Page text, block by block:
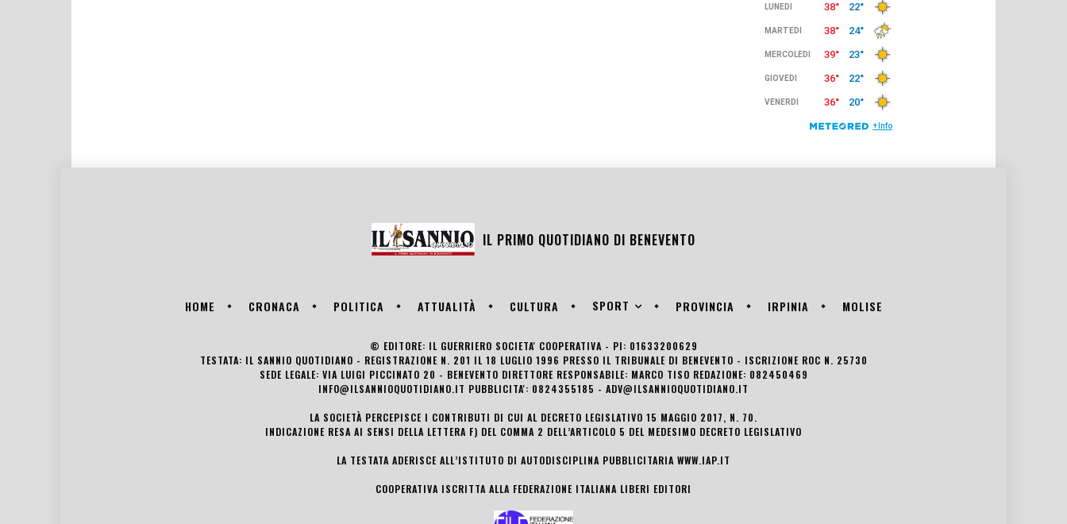
IL PRIMO QUOTIDIANO DI BENEVENTO
HOME CRONACA POLITICA ATTUALITÀ CULTURA SPORT PROVINCIA IRPINIA MOLISE
© EDITORE: IL GUERRIERO SOCIETA' COOPERATIVA - PI: 01633200629
TESTATA: IL SANNIO QUOTIDIANO - REGISTRAZIONE N. 201 IL 18 LUGLIO 1996 PRESSO IL TRIBUNALE DI BENEVENTO - ISCRIZIONE ROC N. 25730
SEDE LEGALE: VIA LUIGI PICCINATO 20 - BENEVENTO DIRETTORE RESPONSABILE: MARCO TISO REDAZIONE: 082450469
INFO@ILSANNIOQUOTIDIANO.IT PUBBLICITA': 0824355185 - ADV@ILSANNIOQUOTIDIANO.IT
LA SOCIETÀ PERCEPISCE I CONTRIBUTI DI CUI AL DECRETO LEGISLATIVO 15 MAGGIO 2017, N. 70.
INDICAZIONE RESA AI SENSI DELLA LETTERA F) DEL COMMA 2 DELL’ARTICOLO 5 DEL MEDESIMO DECRETO LEGISLATIVO
LA TESTATA ADERISCE ALL’ISTITUTO DI AUTODISCIPLINA PUBBLICITARIA WWW.IAP.IT
COOPERATIVA ISCRITTA ALLA FEDERAZIONE ITALIANA LIBERI EDITORI